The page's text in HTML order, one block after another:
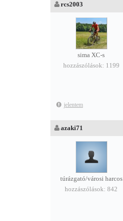
rcs2003
sima XC-s
hozzászólások: 1199
jelentem
azaki71
túrázgató/városi harcos
hozzászólások: 842